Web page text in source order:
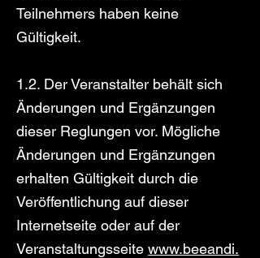
Teilnehmers haben keine
Gültigkeit.
1.2. Der Veranstalter behält sich
Änderungen und Ergänzungen
dieser Reglungen vor. Mögliche
Änderungen und Ergänzungen
erhalten Gültigkeit durch die
Veröffentlichung auf dieser
Internetseite oder auf der
Veranstaltungsseite www.beeandi.